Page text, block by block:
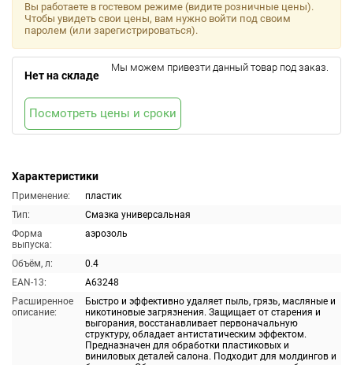
Характеристики
Применение:
пластик
Тип:
Смазка универсальная
Форма
выпуска:
аэрозоль
Объём, л:
0.4
EAN-13:
A63248
Расширенное
описание:
Быстро и эффективно удаляет пыль, грязь, масляные и
никотиновые загрязнения. Защищает от старения и
выгорания, восстанавливает первоначальную
структуру, обладает антистатическим эффектом.
Предназначен для обработки пластиковых и
виниловых деталей салона. Подходит для молдингов и
Вы работаете в гостевом режиме (видите розничные цены).
Чтобы увидеть свои цены, вам нужно войти под своим
паролем (или зарегистрироваться).
Нет на складе
Мы можем привезти данный товар под заказ.
Посмотреть цены и сроки